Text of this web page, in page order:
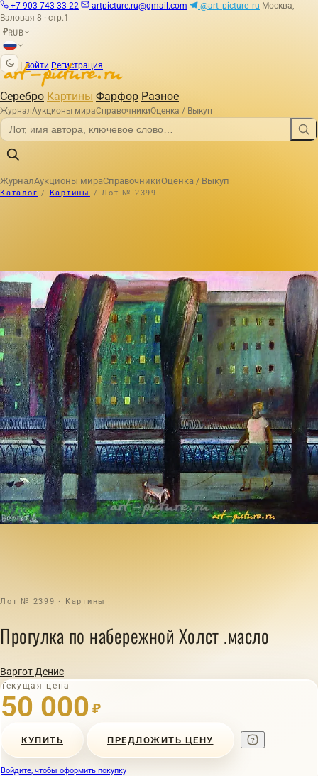
+7 903 743 33 22 artpicture.ru@gmail.com @art_picture_ru Москва,
Валовая 8 · стр.1
₽RUB
Войти Регистрация
Серебро Картины Фарфор Разное
ЖурналАукционы мираСправочникиОценка / Выкуп
ЖурналАукционы мираСправочникиОценка / Выкуп
Каталог / Картины / Лот № 2399
Лот № 2399 · Картины
Прогулка по набережной Холст .масло
Варгот Денис
Текущая цена
50 000 ₽
КУПИТЬ ПРЕДЛОЖИТЬ ЦЕНУ
Войдите, чтобы оформить покупку